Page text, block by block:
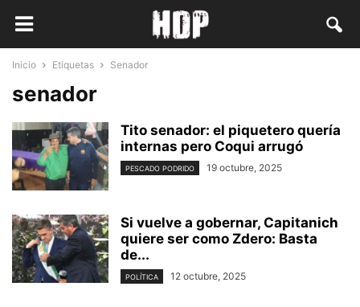
Inicio Etiquetas Senador
senador
Tito senador: el piquetero quería
internas pero Coqui arrugó
PESCADO PODRIDO 19 octubre, 2025
Si vuelve a gobernar, Capitanich
quiere ser como Zdero: Basta
de...
POLÍTICA 12 octubre, 2025